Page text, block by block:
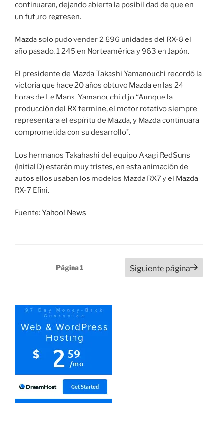
continuaran, dejando abierta la posibilidad de que en
un futuro regresen.
Mazda solo pudo vender 2 896 unidades del RX-8 el
año pasado, 1 245 en Norteamérica y 963 en Japón.
El presidente de Mazda Takashi Yamanouchi recordó la
victoria que hace 20 años obtuvo Mazda en las 24
horas de Le Mans. Yamanouchi dijo “Aunque la
producción del RX termine, el motor rotativo siempre
representara el espíritu de Mazda, y Mazda continuara
comprometida con su desarrollo”.
Los hermanos Takahashi del equipo Akagi RedSuns
(Initial D) estarán muy tristes, en esta animación de
autos ellos usaban los modelos Mazda RX7 y el Mazda
RX-7 Efini.
Fuente:Yahoo! News
PaginaciónPágina1 Siguiente página